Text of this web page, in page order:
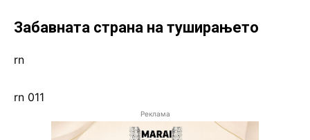
Забавната страна на туширањето
rn
rn 011
Реклама